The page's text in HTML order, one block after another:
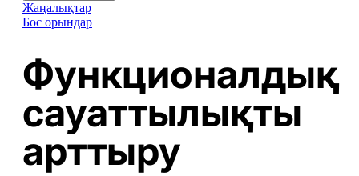
Жаңалықтар
Бос орындар
Функционалдық
сауаттылықты
арттыру